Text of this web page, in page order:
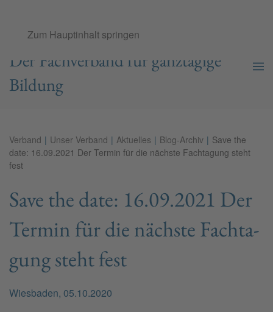
Zum Hauptinhalt springen
Ganztags­schul­verband e.V.
Der Fachverband für ganztägige
Bildung
Verband Unser Verband Aktuelles Blog-Archiv
Save the
date: 16.09.2021 Der Ter­min für die nächs­te Fach­ta­gung steht
fest
Save the date: 16.09.2021 Der
Ter­min für die nächs­te Fach­ta­
gung steht fest
Wies­ba­den, 05.10.2020